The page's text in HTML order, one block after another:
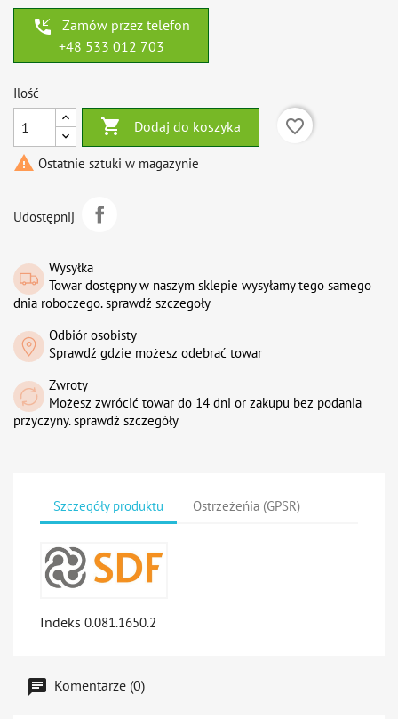
phone_callback
Zamów przez telefon
+48 533 012 703
Ilość
 Dodaj do koszyka
favorite_border
 Ostatnie sztuki w magazynie
Udostępnij
Wysyłka
Towar dostępny w naszym sklepie wysyłamy tego samego
dnia roboczego. sprawdź szczegoły
Odbiór osobisty
Sprawdź gdzie możesz odebrać towar
Zwroty
Możesz zwrócić towar do 14 dni or zakupu bez podania
przyczyny. sprawdź szczegóły
Szczegóły produktu Ostrzeżeńia (GPSR)
Indeks 0.081.1650.2
Komentarze (0)